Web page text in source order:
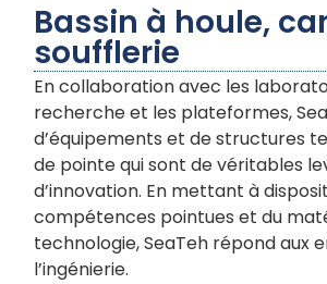
Bassin à houle,
soufflerie
En collaboration avec les
recherche et les plateformes,
d’équipements et de structures
de pointe qui sont de véritables
d’innovation. En mettant à
compétences pointues et du
technologie, SeaTeh répond aux
l’ingénierie.